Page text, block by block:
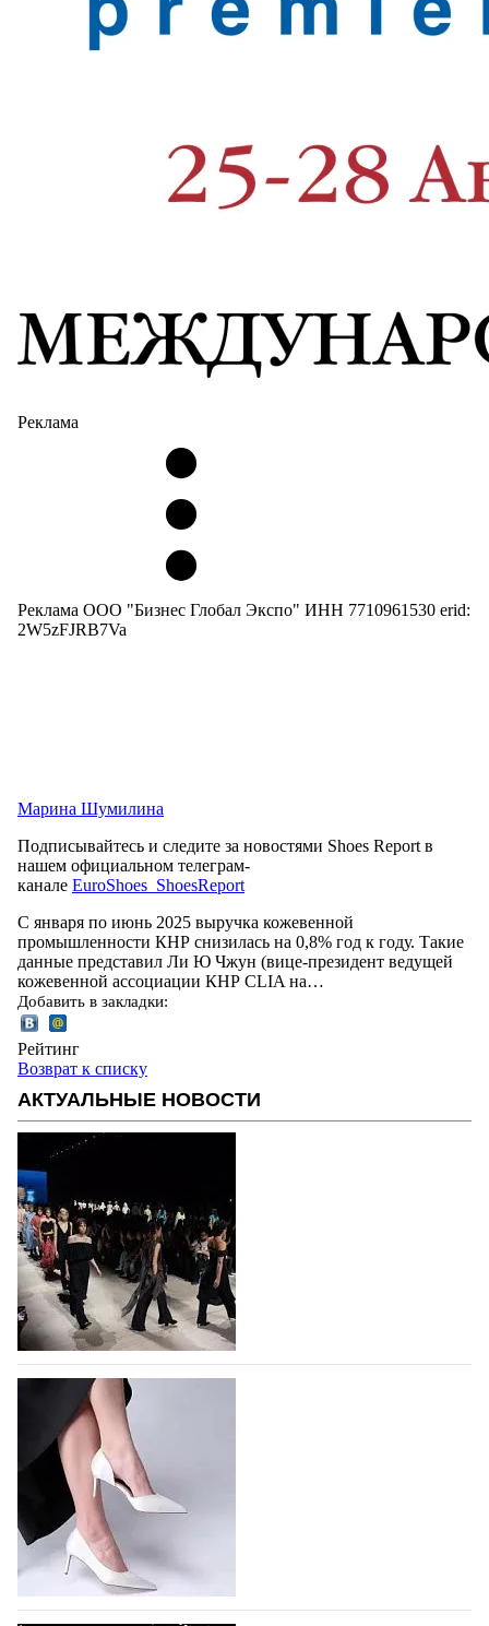
Реклама
Реклама ООО "Бизнес Глобал Экспо" ИНН 7710961530 erid:
2W5zFJRB7Va
Марина Шумилина
Подписывайтесь и следите за новостями Shoes Report в
нашем официальном телеграм-
канале EuroShoes_ShoesReport
С января по июнь 2025 выручка кожевенной
промышленности КНР снизилась на 0,8% год к году. Такие
данные представил Ли Ю Чжун (вице-президент ведущей
кожевенной ассоциации КНР CLIA на…
Добавить в закладки:
Рейтинг
Возврат к списку
АКТУАЛЬНЫЕ НОВОСТИ
На участие в Московской неделе моды
подано 1047 заявок
На участие в седьмой Московской неделе моды,
которая пройдет в российской столице с 26 сентября
по 1 октября, уже подано 1047 заявок. Примерно
половину из них (494) прислали дизайнеры,
коллекции которых не были представлены в…
07.08.2026 741